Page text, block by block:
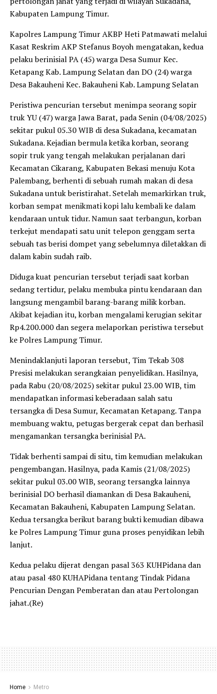
Kabupaten Lampung Timur.
Kapolres Lampung Timur AKBP Heti Patmawati melalui
Kasat Reskrim AKP Stefanus Boyoh mengatakan, kedua
pelaku berinisial PA (45) warga Desa Sumur Kec.
Ketapang Kab. Lampung Selatan dan DO (24) warga
Desa Bakauheni Kec. Bakauheni Kab. Lampung Selatan
Peristiwa pencurian tersebut menimpa seorang sopir
truk YU (47) warga Jawa Barat, pada Senin (04/08/2025)
sekitar pukul 05.30 WIB di desa Sukadana, kecamatan
Sukadana. Kejadian bermula ketika korban, seorang
sopir truk yang tengah melakukan perjalanan dari
Kecamatan Cikarang, Kabupaten Bekasi menuju Kota
Palembang, berhenti di sebuah rumah makan di desa
Sukadana untuk beristirahat. Setelah memarkirkan truk,
korban sempat menikmati kopi lalu kembali ke dalam
kendaraan untuk tidur. Namun saat terbangun, korban
terkejut mendapati satu unit telepon genggam serta
sebuah tas berisi dompet yang sebelumnya diletakkan di
dalam kabin sudah raib.
Diduga kuat pencurian tersebut terjadi saat korban
sedang tertidur, pelaku membuka pintu kendaraan dan
langsung mengambil barang-barang milik korban.
Akibat kejadian itu, korban mengalami kerugian sekitar
Rp4.200.000 dan segera melaporkan peristiwa tersebut
ke Polres Lampung Timur.
Menindaklanjuti laporan tersebut, Tim Tekab 308
Presisi melakukan serangkaian penyelidikan. Hasilnya,
pada Rabu (20/08/2025) sekitar pukul 23.00 WIB, tim
mendapatkan informasi keberadaan salah satu
tersangka di Desa Sumur, Kecamatan Ketapang. Tanpa
membuang waktu, petugas bergerak cepat dan berhasil
mengamankan tersangka berinisial PA.
Tidak berhenti sampai di situ, tim kemudian melakukan
pengembangan. Hasilnya, pada Kamis (21/08/2025)
sekitar pukul 03.00 WIB, seorang tersangka lainnya
berinisial DO berhasil diamankan di Desa Bakauheni,
Kecamatan Bakauheni, Kabupaten Lampung Selatan.
Kedua tersangka berikut barang bukti kemudian dibawa
ke Polres Lampung Timur guna proses penyidikan lebih
lanjut.
Kedua pelaku dijerat dengan pasal 363 KUHPidana dan
atau pasal 480 KUHAPidana tentang Tindak Pidana
Pencurian Dengan Pemberatan dan atau Pertolongan
jahat.(Re)
Home Metro